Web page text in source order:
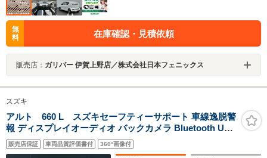
無
料
在庫確認・見積依頼
販売店： ガリバー 伊賀上野店／株式会社日本フェニックス
スズキ
アルト 660 L スズキセーフティーサポート 車線逸脱警
報 ディスプレイオーディオ バックカメラ Bluetooth USB
LEDヘッドライト オートハイビーム シートヒーター ETC
アイドルストップ コーナーセンサー 禁煙車
販売店保証 車両品質評価書付 360°画像付